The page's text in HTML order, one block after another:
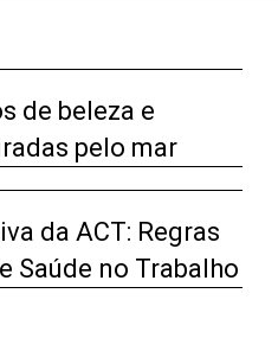
de beleza e
pelo mar
da ACT: Regras
Saúde no Trabalho